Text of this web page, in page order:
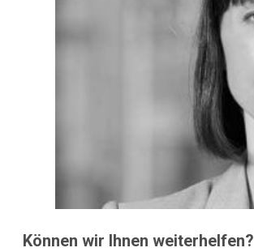
Können wir Ihnen weiterhelfen?